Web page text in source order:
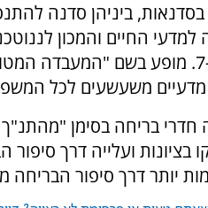
ביניהן סדנה
החיים והמכון
בעיות הנדסיות המיועדת לגילאי 7-4.
מדעיים משעשעים לכל
בריחה בסימן
בציונות ועלייה דרך
יותר דרך סיפור הבריחה